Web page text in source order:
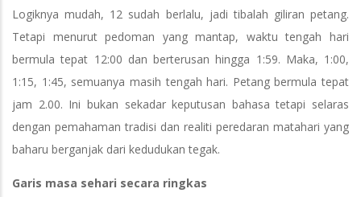
Logiknya mudah, 12 sudah berlalu, jadi tibalah giliran petang.
Tetapi menurut pedoman yang mantap, waktu tengah hari
bermula tepat 12:00 dan berterusan hingga 1:59. Maka, 1:00,
1:15, 1:45, semuanya masih tengah hari. Petang bermula tepat
jam 2.00. Ini bukan sekadar keputusan bahasa tetapi selaras
dengan pemahaman tradisi dan realiti peredaran matahari yang
baharu berganjak dari kedudukan tegak.
Garis masa sehari secara ringkas